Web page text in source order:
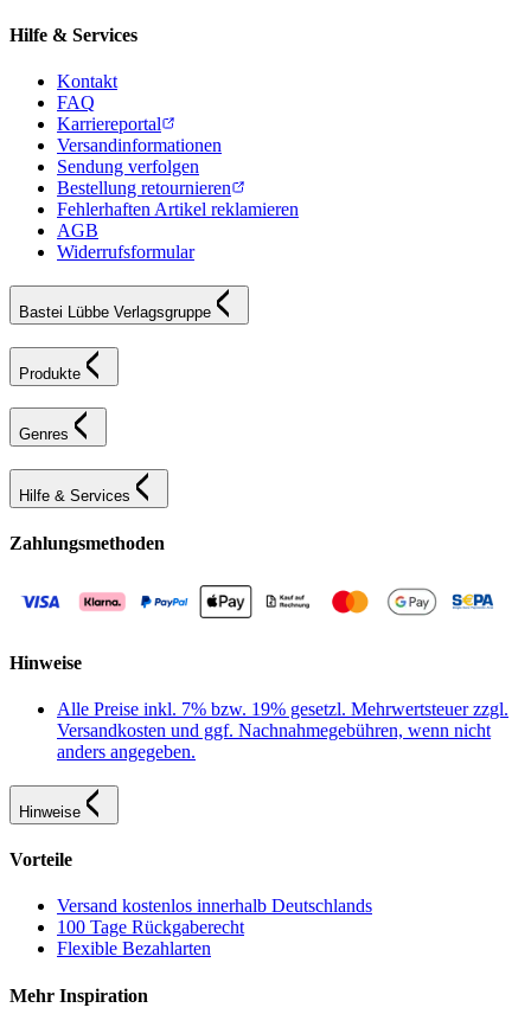
Hilfe & Services
Kontakt
FAQ
Karriereportal
Versandinformationen
Sendung verfolgen
Bestellung retournieren
Fehlerhaften Artikel reklamieren
AGB
Widerrufsformular
Bastei Lübbe Verlagsgruppe
Produkte
Genres
Hilfe & Services
Zahlungsmethoden
Hinweise
Alle Preise inkl. 7% bzw. 19% gesetzl. Mehrwertsteuer zzgl.
Versandkosten und ggf. Nachnahmegebühren, wenn nicht
anders angegeben.
Hinweise
Vorteile
Versand kostenlos innerhalb Deutschlands
100 Tage Rückgaberecht
Flexible Bezahlarten
Mehr Inspiration